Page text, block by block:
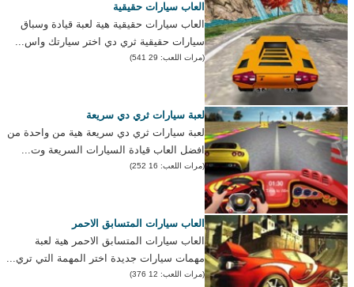
العاب سيارات حقيقية
العاب سيارات حقيقية هية لعبة قيادة وسباق
سيارات حقيقية ثري دي اختر سيارتك واس...
(مرات اللعب: 29 541)
لعبة سيارات ثري دي سريعة
لعبة سيارات ثري دي سريعة هية من واحدة من
افضل العاب قيادة السيارات السريعة وت...
(مرات اللعب: 16 252)
العاب سيارات المتسابق الاحمر
العاب سيارات المتسابق الاحمر هية لعبة
مهمات سيارات جديدة اختر المهمة التي تري...
(مرات اللعب: 12 376)